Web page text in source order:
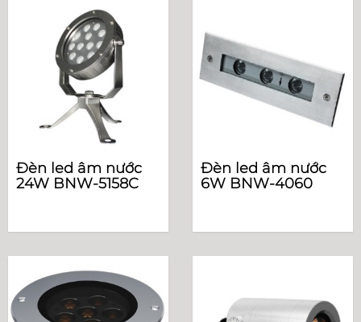
Đèn led âm nước
24W BNW-5158C
Đèn led âm nước
6W BNW-4060